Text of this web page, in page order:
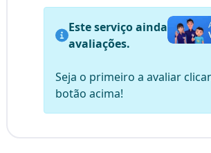
Este serviço ainda não
avaliações.
Seja o primeiro a avaliar
botão acima!